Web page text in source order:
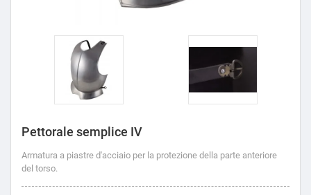
Pettorale semplice IV
Armatura a piastre d'acciaio per la protezione della parte anteriore
del torso.